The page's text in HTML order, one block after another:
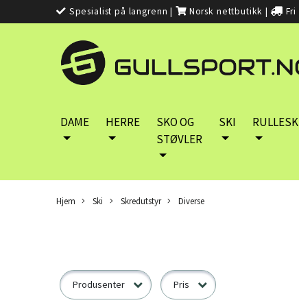
Spesialist på langrenn | Norsk nettbutikk |
DAME HERRE
SKO OG
STØVLER
SKI
Hjem Ski Skredutstyr Diverse
Produsenter Pris